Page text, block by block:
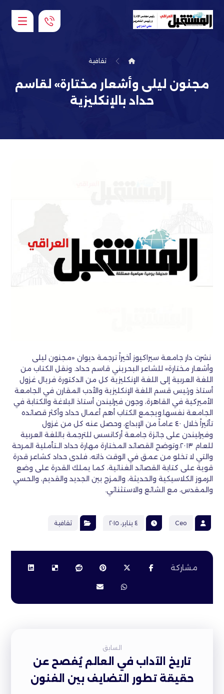
ثقافية
مجنون ليلى وأشعار مختارة» لقاسم
حداد بالإنكليزية
نشرت دار جامعة سيراكيوز أخيراً ترجمة ديوان «مجنون ليلى
وأشعار مختارة» للشاعر البحريني قاسم حداد. ونقل الكتاب من
اللغة العربية إلى اللغة الإنكليزية كل من الدكتورة فريال غزول
أستاذ ورئيس قسم اللغة الإنكليزية والأدب المقارن في الجامعة
الأميركية في القاهرة، وجون فيرليندن أستاذ البلاغة والكتابة في
الجامعة نفسها.ويجمع الكتاب أهم أعمال حداد وأكثر قصائده
تأثيراً خلال ٤٠ عاماً من الإبداع، وحصل عنه كل من غزول
وفيرليندن على جائزة جامعة أركانسس للترجمة باللغة العربية
للعام ٢٠١٣.وتوضح القصائد المختارة مهارة حداد الـتأملية المرحة
والتي لا تخلو من عمق في الوقت ذاته، فلدى حداد كشاعر قدرة
قوية على كتابة القصائد الغنائية، كما يملك القدرة على وضع
الرموز الكلاسيكية والحديثة، والمزج بين الجديد والقديم، والحسي
والمقدس، مع الشائع والاستثنائي.
Ceo ٤ يناير، ٢٠١٥ ثقافية
السابق
تاريخ الآداب في العالم يُفصح عن
حقيقة تطور التضايف بين الفنون